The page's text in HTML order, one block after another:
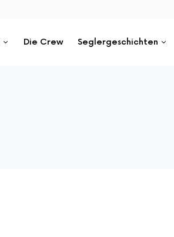
Die Crew Seglergeschichten